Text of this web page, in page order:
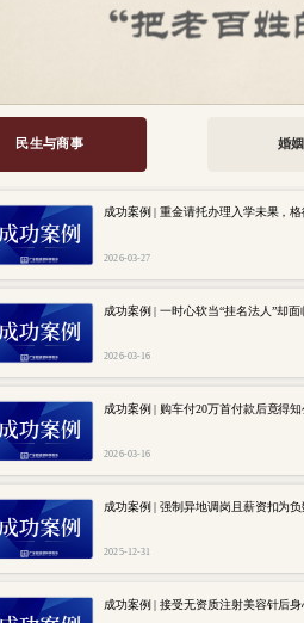
民生与商事 婚
成功案例 | 重金请托办理入学未果，
2026-03-27
成功案例 | 一时心软当“挂名法人”却
2026-03-16
成功案例 | 购车付20万首付款后竟得
2026-03-16
成功案例 | 强制异地调岗且薪资扣为
2025-12-31
成功案例 | 接受无资质注射美容针后